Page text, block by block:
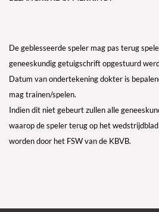
De geblesseerde speler mag pas terug
geneeskundig getuigschrift opgestuurd
Datum van ondertekening dokter is
mag trainen/spelen.
Indien dit niet gebeurt zullen alle
waarop de speler terug op het
worden door het FSW van de KBVB.